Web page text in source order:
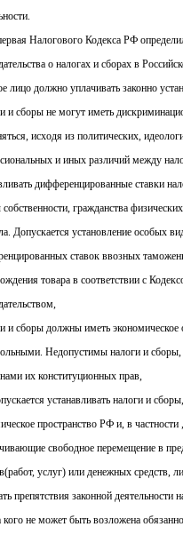
Налогового Кодекса РФ
о налогах и сборах в
лицо должно уплачивать законно
и сборы не могут иметь
исходя из политических,
и иных различий между
дифференцированные ставки
гражданства
Допускается установление особых
ставок ввозных
товара в соответствии с
и сборы должны иметь экономическое
Недопустимы налоги и сборы,
их конституционных прав,
устанавливать налоги и
пространство РФ и, в
свободное перемещение в
услуг) или денежных средств,
препятствия законной деятельности
кого не может быть возложена